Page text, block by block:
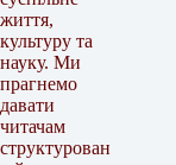
життя,
культуру та
науку. Ми
прагнемо
давати
читачам
структурован